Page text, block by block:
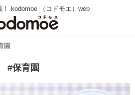
！ kodomoe （コドモエ）web
園
#保育園